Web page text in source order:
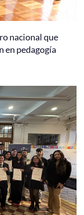
nacional que
en pedagogía